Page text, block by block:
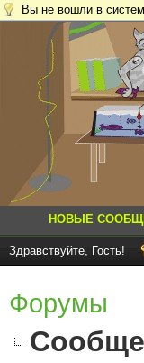
Вы не вошли в
НОВЫЕ
Здравствуйте, Гость!
Форумы